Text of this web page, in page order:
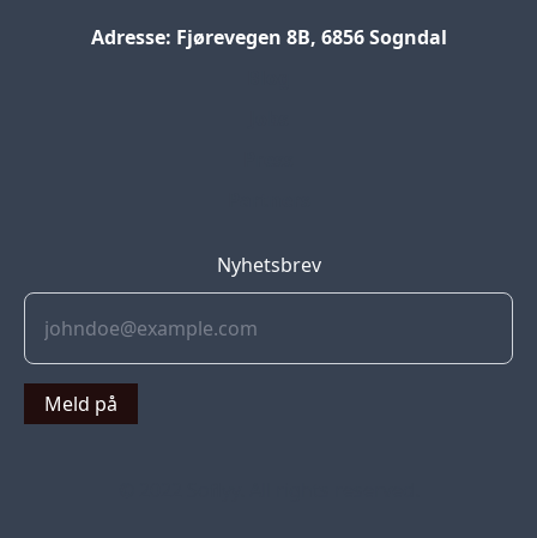
Adresse: Fjørevegen 8B, 6856 Sogndal
Nyhetsbrev
Meld på